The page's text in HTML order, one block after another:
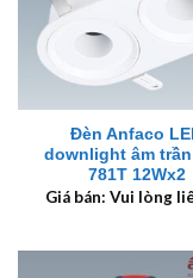
Đèn Anfaco
downlight âm trần
781T 12Wx2
Giá bán: Vui lòng